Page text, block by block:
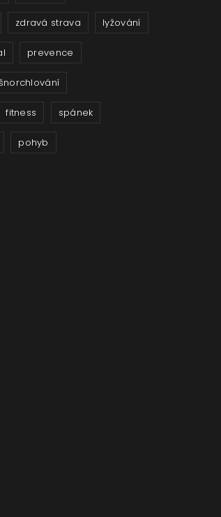
zdravá strava lyžování
prevence
fitness spánek
pohyb